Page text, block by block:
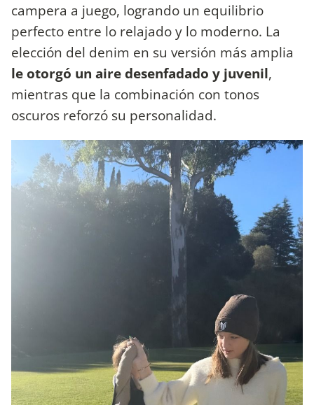
campera a juego, logrando un equilibrio
perfecto entre lo relajado y lo moderno. La
elección del denim en su versión más amplia
le otorgó un aire desenfadado y juvenil,
mientras que la combinación con tonos
oscuros reforzó su personalidad.